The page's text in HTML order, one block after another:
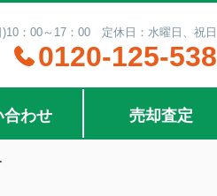
：00～17：00 定休日：水曜日、祝日
0120-125-538
合わせ 売却査定